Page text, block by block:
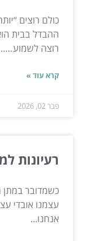
כולם רוצים
ההבדל בבית
רוצה
קרא עוד »
פבר 02, 2026
רעיונות
כשמדובר במתן
עצמנו אובדי
אנחנו...